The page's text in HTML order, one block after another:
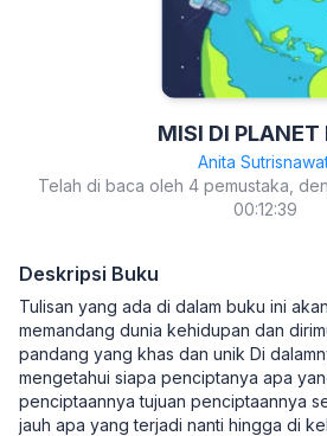
MISI DI PLANET
Anita
Telah di baca oleh 4 pemustaka,
00:12:39
Deskripsi Buku
Tulisan yang ada di dalam buku ini
memandang dunia kehidupan dan
pandang yang khas dan unik Di
mengetahui siapa penciptanya apa
penciptaannya tujuan penciptaannya
jauh apa yang terjadi nanti hingga di